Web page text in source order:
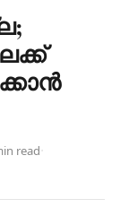
read·